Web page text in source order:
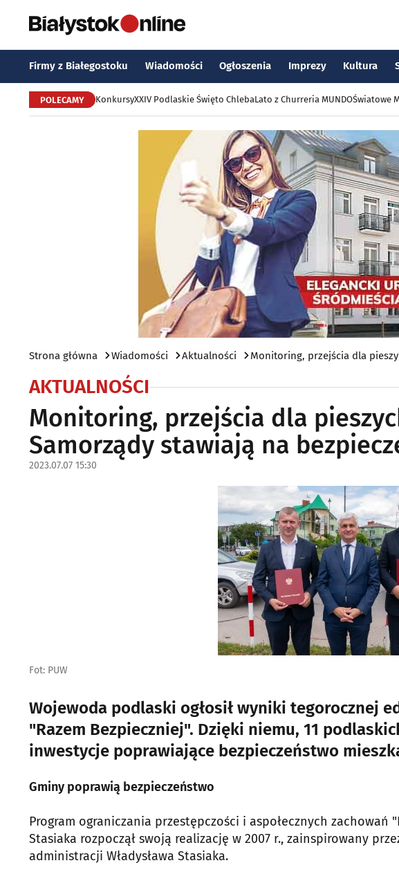
Firmy z Białegostoku Wiadomości Ogłoszenia Imprezy Kultura
POLECAMY KonkursyXXIV Podlaskie Święto ChlebaLato z Churreria MUNDOŚwiatowe
Strona główna Wiadomości Aktualności Monitoring, przejścia dla
AKTUALNOŚCI
Monitoring, przejścia dla
Samorządy stawiają na
2023.07.07 15:30
Fot: PUW
Wojewoda podlaski ogłosił wyniki tegorocznej
"Razem Bezpieczniej". Dzięki niemu, 11
inwestycje poprawiające bezpieczeństwo
Gminy poprawią bezpieczeństwo
Program ograniczania przestępczości i aspołecznych zachowań
Stasiaka rozpoczął swoją realizację w 2007 r., zainspirowany
administracji Władysława Stasiaka.